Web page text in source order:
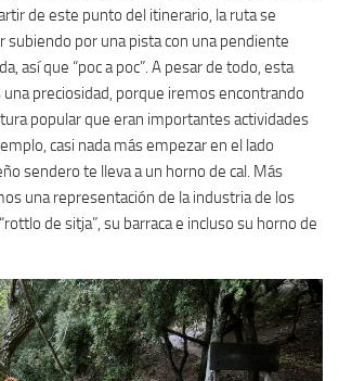
de este punto del itinerario, la ruta se
subiendo por una pista con una pendiente
así que “poc a poc”. A pesar de todo, esta
preciosidad, porque iremos encontrando
popular que eran importantes actividades
casi nada más empezar en el lado
sendero te lleva a un horno de cal. Más
una representación de la industria de los
de sitja”, su barraca e incluso su horno de